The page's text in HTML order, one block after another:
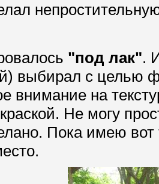
"под лак".
выбирал с целью
внимание на
Не могу
Пока имею